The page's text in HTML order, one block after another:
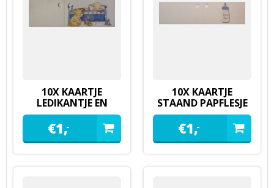
10X KAARTJE
LEDIKANTJE EN
BEERTJE
€1,-
10X KAARTJE
STAAND PAPFLESJE
€1,-